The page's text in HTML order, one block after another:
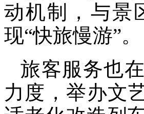
动机制，与景
现“快旅慢游”。
旅客服务也
力度，举办文